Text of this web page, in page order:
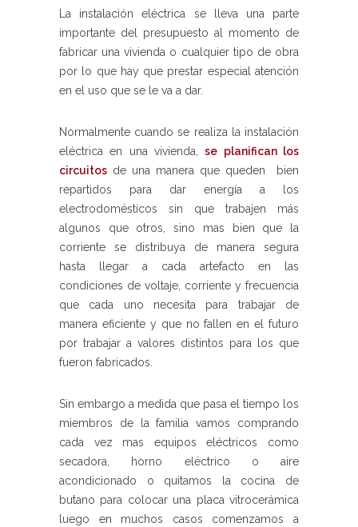
La instalación eléctrica se lleva una parte
importante del presupuesto al momento de
fabricar una vivienda o cualquier tipo de obra
por lo que hay que prestar especial atención
en el uso que se le va a dar.
Normalmente cuando se realiza la instalación
eléctrica en una vivienda,se planifican los
circuitos de una manera que queden bien
repartidos para dar energía a los
electrodomésticos sin que trabajen más
algunos que otros, sino mas bien que la
corriente se distribuya de manera segura
hasta llegar a cada artefacto en las
condiciones de voltaje, corriente y frecuencia
que cada uno necesita para trabajar de
manera eficiente y que no fallen en el futuro
por trabajar a valores distintos para los que
fueron fabricados.
Sin embargo a medida que pasa el tiempo los
miembros de la familia vamos comprando
cada vez mas equipos eléctricos como
secadora, horno eléctrico o aire
acondicionado o quitamos la cocina de
butano para colocar una placa vitrocerámica
luego en muchos casos comenzamos a